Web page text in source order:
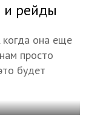
и рейды
она еще
просто
будет